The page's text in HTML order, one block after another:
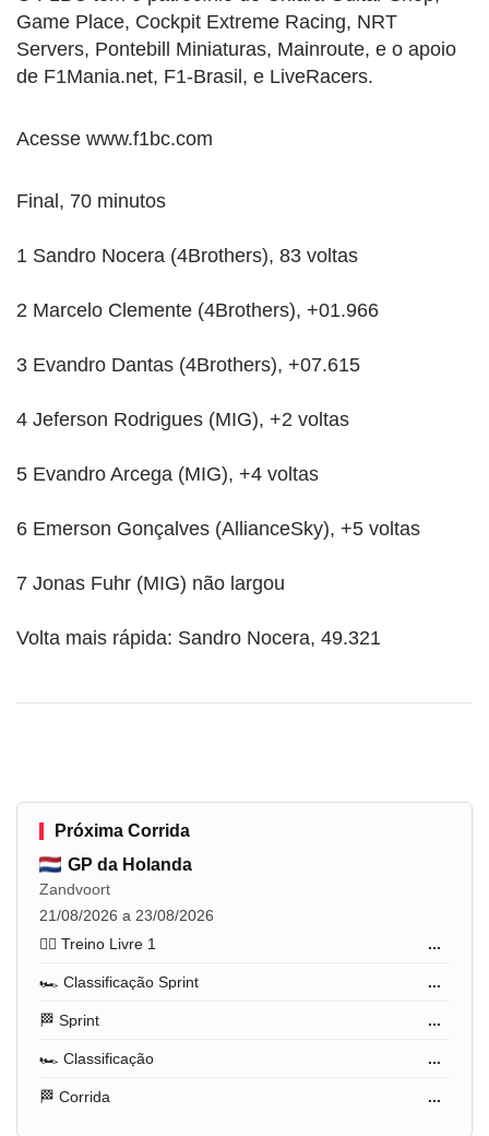
Game Place, Cockpit Extreme Racing, NRT
Servers, Pontebill Miniaturas, Mainroute, e o apoio
de F1Mania.net, F1-Brasil, e LiveRacers.
Acesse www.f1bc.com
Final, 70 minutos
1 Sandro Nocera (4Brothers), 83 voltas
2 Marcelo Clemente (4Brothers), +01.966
3 Evandro Dantas (4Brothers), +07.615
4 Jeferson Rodrigues (MIG), +2 voltas
5 Evandro Arcega (MIG), +4 voltas
6 Emerson Gonçalves (AllianceSky), +5 voltas
7 Jonas Fuhr (MIG) não largou
Volta mais rápida: Sandro Nocera, 49.321
Próxima Corrida
GP da Holanda
Zandvoort
21/08/2026 a 23/08/2026
🏋️‍♂️ Treino Livre 1
...
🏎️ Classificação Sprint ...
🏁 Sprint ...
🏎️ Classificação ...
🏁 Corrida ...